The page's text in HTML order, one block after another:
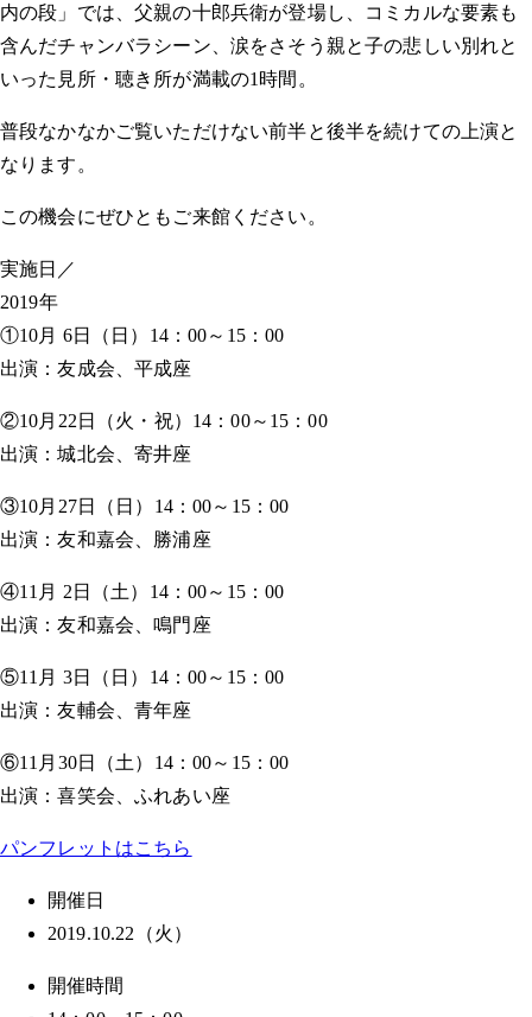
内の段」では、父親の十郎兵衛が登場し、コミカルな要素も
含んだチャンバラシーン、涙をさそう親と子の悲しい別れと
いった見所・聴き所が満載の1時間。
普段なかなかご覧いただけない前半と後半を続けての上演と
なります。
この機会にぜひともご来館ください。
実施日／
2019年
①10月 6日（日）14：00～15：00
出演：友成会、平成座
②10月22日（火・祝）14：00～15：00
出演：城北会、寄井座
③10月27日（日）14：00～15：00
出演：友和嘉会、勝浦座
④11月 2日（土）14：00～15：00
出演：友和嘉会、鳴門座
⑤11月 3日（日）14：00～15：00
出演：友輔会、青年座
⑥11月30日（土）14：00～15：00
出演：喜笑会、ふれあい座
パンフレットはこちら
開催日
2019.10.22（火）
開催時間